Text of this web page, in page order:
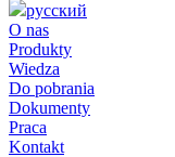
pусский
O nas
Produkty
Wiedza
Do pobrania
Dokumenty
Praca
Kontakt